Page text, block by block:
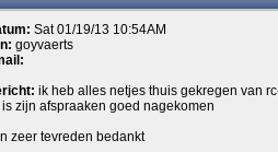
Sat 01/19/13 10:54AM
goyvaerts
ik heb alles netjes thuis gekregen van
is zijn afspraaken goed nagekomen
zeer tevreden bedankt